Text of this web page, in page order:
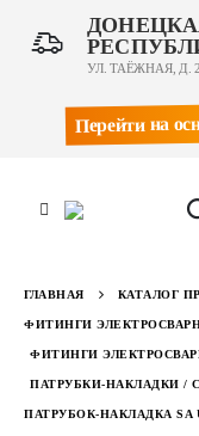
УЛ. ТАЁЖНАЯ, Д.
Перейти на
ГЛАВНАЯ КАТАЛОГ
ФИТИНГИ
ФИТИНГИ
ПАТРУБКИ-НАКЛАДКИ /
ПАТРУБОК-НАКЛАДКА SA